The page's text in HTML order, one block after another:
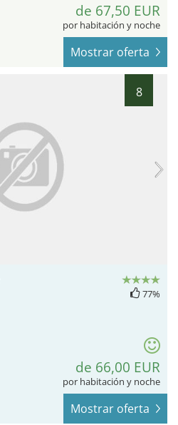
de 67,50 EUR
por habitación y noche
Mostrar oferta
8
77%
de 66,00 EUR
por habitación y noche
Mostrar oferta